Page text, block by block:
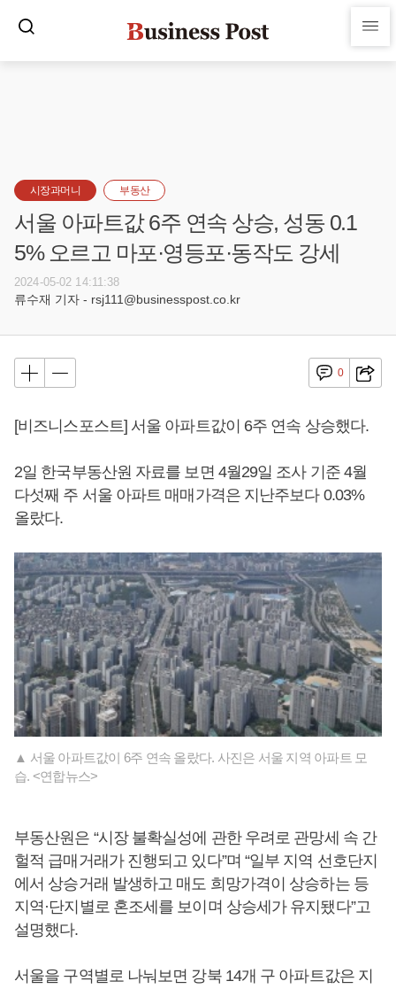
시장과머니 부동산
서울 아파트값 6주 연속 상승, 성동 0.1
5% 오르고 마포·영등포·동작도 강세
2024-05-02 14:11:38
류수재 기자 - rsj111@businesspost.co.kr
0
[비즈니스포스트] 서울 아파트값이 6주 연속 상승했다.
2일 한국부동산원 자료를 보면 4월29일 조사 기준 4월
다섯째 주 서울 아파트 매매가격은 지난주보다 0.03%
올랐다.
▲ 서울 아파트값이 6주 연속 올랐다. 사진은 서울 지역 아파트 모
습. <연합뉴스>
부동산원은 “시장 불확실성에 관한 우려로 관망세 속 간
헐적 급매거래가 진행되고 있다”며 “일부 지역 선호단지
에서 상승거래 발생하고 매도 희망가격이 상승하는 등
지역·단지별로 혼조세를 보이며 상승세가 유지됐다”고
설명했다.
서울을 구역별로 나눠보면 강북 14개 구 아파트값은 지